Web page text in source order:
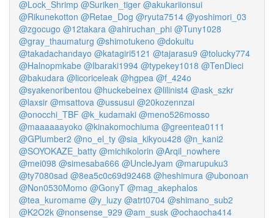
@Lock_Shrimp @Suriken_tiger @akukariionsui
@Rikunekotton @Retae_Dog @ryuta7514 @yoshimori_03
@zgocugo @12takara @ahiruchan_phi @Tuny1028
@gray_thaumaturg @shimotukeno @dokuitu
@takadachandayo @katagiri5121 @tajarasu9 @tolucky774
@Halnopmkabe @Ibaraki1994 @typekey1018 @TenDieci
@bakudara @licoriceleak @hgpea @f_424o
@syakenoribentou @huckebeinex @lilinist4 @ask_szkr
@laxsir @msattova @ussusui @20kozennzai
@onocchi_TBF @k_kudamaki @meno526mosso
@maaaaaayoko @kinakomochiuma @greentea0111
@GPlumber2 @no_el_ty @sia_kikyou428 @n_kani2
@SOYOKAZE_batty @michikolorin @Arqil_nowhere
@mei098 @simesaba666 @UncleJyam @marupuku3
@ty7080sad @8ea5c0c69d92468 @heshimura @ubonoan
@Non0530Momo @GonyT @mag_akephalos
@tea_kuromame @y_luzy @atrt0704 @shimano_sub2
@K2O2k @nonsense_929 @am_susk @ochaocha414